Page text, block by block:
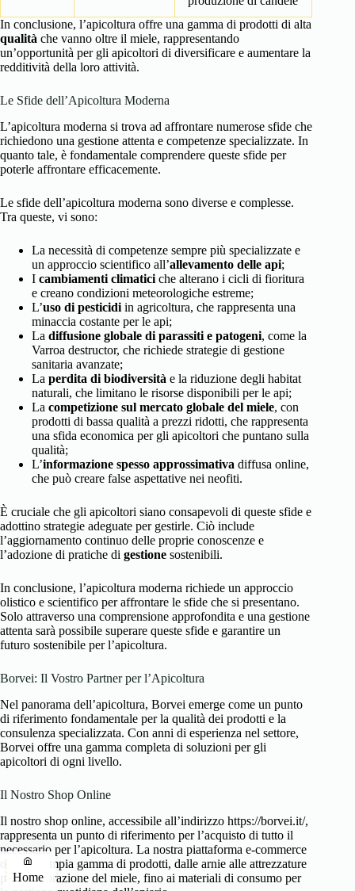
In conclusione, l’apicoltura offre una gamma di prodotti di alta
qualità che vanno oltre il miele, rappresentando
un’opportunità per gli apicoltori di diversificare e aumentare la
redditività della loro attività.
Le Sfide dell’Apicoltura Moderna
L’apicoltura moderna si trova ad affrontare numerose sfide che
richiedono una gestione attenta e competenze specializzate. In
quanto tale, è fondamentale comprendere queste sfide per
poterle affrontare efficacemente.
Le sfide dell’apicoltura moderna sono diverse e complesse.
Tra queste, vi sono:
La necessità di competenze sempre più specializzate e
un approccio scientifico all’allevamento delle api;
I cambiamenti climatici che alterano i cicli di fioritura
e creano condizioni meteorologiche estreme;
L’uso di pesticidi in agricoltura, che rappresenta una
minaccia costante per le api;
La diffusione globale di parassiti e patogeni, come la
Varroa destructor, che richiede strategie di gestione
sanitaria avanzate;
La perdita di biodiversità e la riduzione degli habitat
naturali, che limitano le risorse disponibili per le api;
La competizione sul mercato globale del miele, con
prodotti di bassa qualità a prezzi ridotti, che rappresenta
una sfida economica per gli apicoltori che puntano sulla
qualità;
L’informazione spesso approssimativa diffusa online,
che può creare false aspettative nei neofiti.
È cruciale che gli apicoltori siano consapevoli di queste sfide e
adottino strategie adeguate per gestirle. Ciò include
l’aggiornamento continuo delle proprie conoscenze e
l’adozione di pratiche di gestione sostenibili.
In conclusione, l’apicoltura moderna richiede un approccio
olistico e scientifico per affrontare le sfide che si presentano.
Solo attraverso una comprensione approfondita e una gestione
attenta sarà possibile superare queste sfide e garantire un
futuro sostenibile per l’apicoltura.
Borvei: Il Vostro Partner per l’Apicoltura
Nel panorama dell’apicoltura, Borvei emerge come un punto
di riferimento fondamentale per la qualità dei prodotti e la
consulenza specializzata. Con anni di esperienza nel settore,
Borvei offre una gamma completa di soluzioni per gli
apicoltori di ogni livello.
Il Nostro Shop Online
Il nostro shop online, accessibile all’indirizzo https://borvei.it/,
rappresenta un punto di riferimento per l’acquisto di tutto il
necessario per l’apicoltura. La nostra piattaforma e-commerce
offre un’ampia gamma di prodotti, dalle arnie alle attrezzature
per la lavorazione del miele, fino ai materiali di consumo per
Home